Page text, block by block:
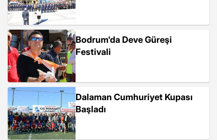
Bodrum'da Deve Güreşi
Festivali
Dalaman Cumhuriyet Kupası
Başladı